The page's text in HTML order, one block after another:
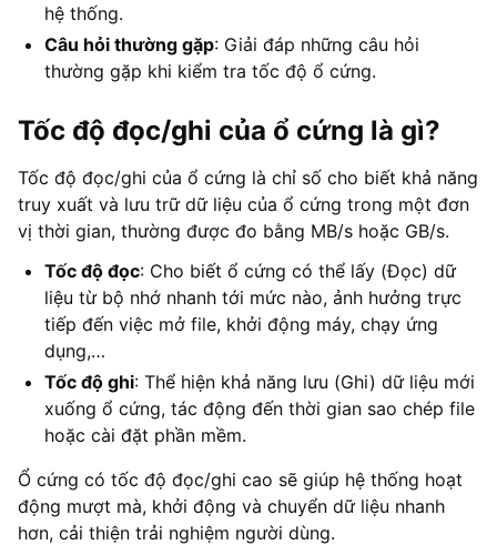
hệ thống.
Câu hỏi thường gặp: Giải đáp những câu hỏi
thường gặp khi kiểm tra tốc độ ổ cứng.
Tốc độ đọc/ghi của ổ cứng là gì?
Tốc độ đọc/ghi của ổ cứng là chỉ số cho biết khả năng
truy xuất và lưu trữ dữ liệu của ổ cứng trong một đơn
vị thời gian, thường được đo bằng MB/s hoặc GB/s.
Tốc độ đọc: Cho biết ổ cứng có thể lấy (Đọc) dữ
liệu từ bộ nhớ nhanh tới mức nào, ảnh hưởng trực
tiếp đến việc mở file, khởi động máy, chạy ứng
dụng,…
Tốc độ ghi: Thể hiện khả năng lưu (Ghi) dữ liệu mới
xuống ổ cứng, tác động đến thời gian sao chép file
hoặc cài đặt phần mềm.
Ổ cứng có tốc độ đọc/ghi cao sẽ giúp hệ thống hoạt
động mượt mà, khởi động và chuyển dữ liệu nhanh
hơn, cải thiện trải nghiệm người dùng.